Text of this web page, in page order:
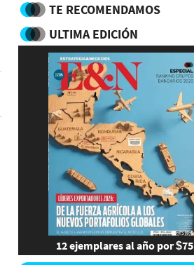
TE RECOMENDAMOS
ULTIMA EDICIÓN
12 ejemplares al año por $75